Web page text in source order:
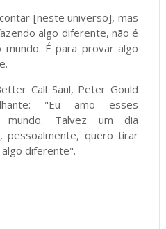
[neste universo], mas
algo diferente, não é
É para provar algo
Call Saul, Peter Gould
"Eu amo esses
Talvez um dia
pessoalmente, quero tirar
diferente".